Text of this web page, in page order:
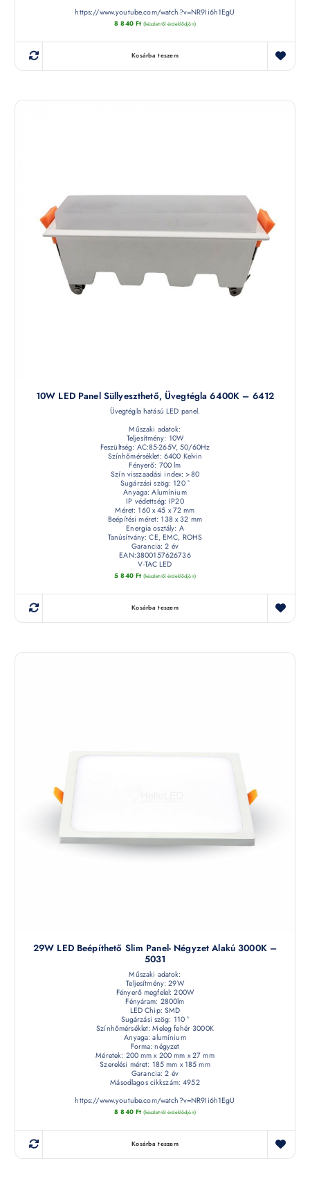
https://www.youtube.com/watch?v=NR9Ii6h1EgU
8 840 Ft (készletről érdeklődjön)
Kosárba teszem
10W LED Panel Süllyeszthető, Üvegtégla 6400K – 6412
Üvegtégla hatású LED panel.
Műszaki adatok:
Teljesítmény: 10W
Feszültség: AC:85-265V, 50/60Hz
Színhőmérséklet: 6400 Kelvin
Fényerő: 700 lm
Szín visszaadási index: >80
Sugárzási szög: 120 °
Anyaga: Alumínium
IP védettség: IP20
Méret: 160 x 45 x 72 mm
Beépítési méret: 138 x 32 mm
Energia osztály: A
Tanúsítvány: CE, EMC, ROHS
Garancia: 2 év
EAN:3800157626736
V-TAC LED
5 840 Ft (készletről érdeklődjön)
Kosárba teszem
29W LED Beépíthető Slim Panel- Négyzet Alakú 3000K –
5031
Műszaki adatok:
Teljesítmény: 29W
Fényerő megfelel: 200W
Fényáram: 2800lm
LED Chip: SMD
Sugárzási szög: 110 °
Színhőmérséklet: Meleg fehér 3000K
Anyaga: alumínium
Forma: négyzet
Méretek: 200 mm x 200 mm x 27 mm
Szerelési méret: 185 mm x 185 mm
Garancia: 2 év
Másodlagos cikkszám: 4952
https://www.youtube.com/watch?v=NR9Ii6h1EgU
8 840 Ft (készletről érdeklődjön)
Kosárba teszem